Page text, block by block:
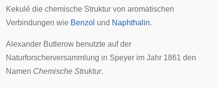
Kekulé die chemische Struktur von aromatischen
Verbindungen wie Benzol und Naphthalin.
Alexander Butlerow benutzte auf der
Naturforscherversammlung in Speyer im Jahr 1861 den
Namen Chemische Struktur.